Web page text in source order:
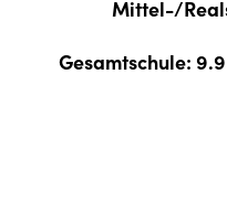
Gesamtschule: 9.9
Mittel-/